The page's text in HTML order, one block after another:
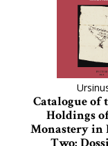
Catalogue of
Holdings
Monastery in